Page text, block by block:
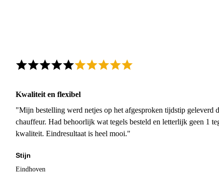
Kwaliteit en flexibel
"Mijn bestelling werd netjes op het afgesproken tijdstip geleverd
chauffeur. Had behoorlijk wat tegels besteld en letterlijk geen 1
kwaliteit. Eindresultaat is heel mooi."
Stijn
Eindhoven